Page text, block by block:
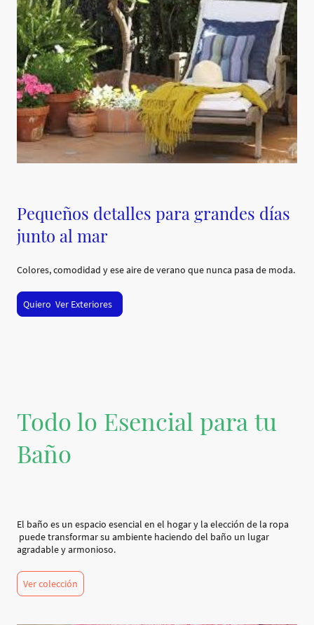
Pequeños detalles para grandes días
junto al mar
Colores, comodidad y ese aire de verano que nunca pasa de moda.
Quiero Ver Exteriores
Todo lo Esencial para tu
Baño
El baño es un espacio esencial en el hogar y la elección de la ropa
puede transformar su ambiente haciendo del baño un lugar
agradable y armonioso.
Ver colección